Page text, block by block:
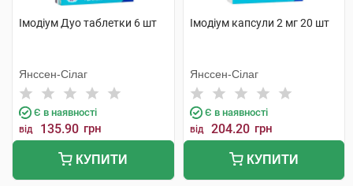
Імодіум Дуо таблетки 6 шт
Янссен-Сілаг
Є в наявності
від 135.90 грн
КУПИТИ
Імодіум капсули 2 мг 20 шт
Янссен-Сілаг
Є в наявності
від 204.20 грн
КУПИТИ